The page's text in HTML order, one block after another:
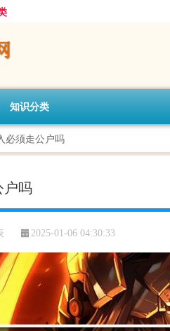
知识分类
必须走公户吗
户吗
2025-01-06 04:30:33